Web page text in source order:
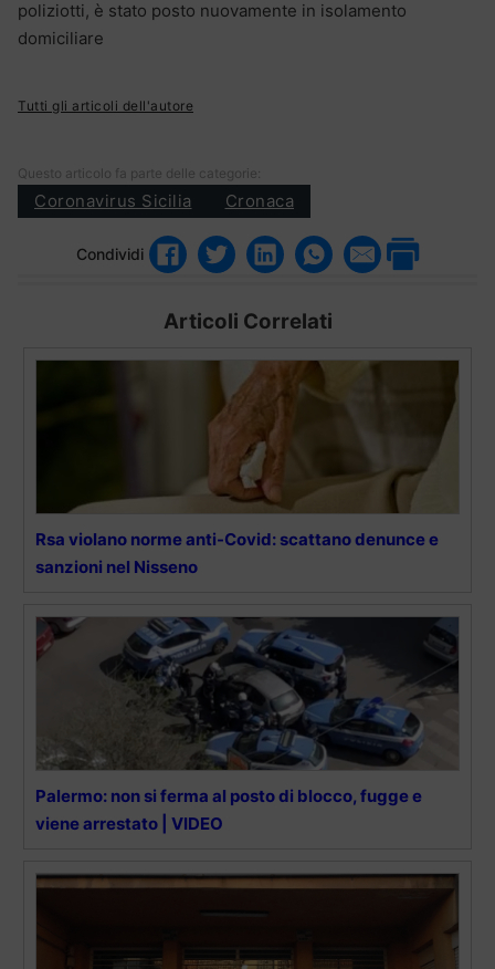
poliziotti, è stato posto nuovamente in isolamento
domiciliare
Tutti gli articoli dell'autore
Questo articolo fa parte delle categorie:
Coronavirus Sicilia Cronaca
Condividi
Articoli Correlati
Rsa violano norme anti-Covid: scattano denunce e
sanzioni nel Nisseno
Palermo: non si ferma al posto di blocco, fugge e
viene arrestato | VIDEO